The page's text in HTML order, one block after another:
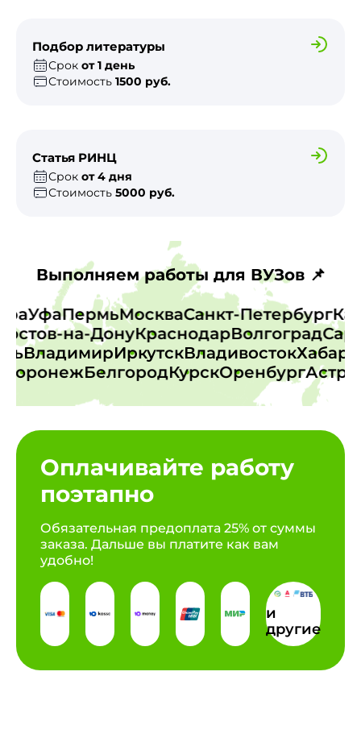
Подбор литературы
Срок от 1 день
Стоимость 1500 руб.
Статья РИНЦ
Срок от 4 дня
Стоимость 5000 руб.
Выполняем работы для ВУЗов 📌
УфаПермьМоскваСанкт-Петербург
на-ДонуКраснодарВолгоград
ВладимирИркутскВладивосток
БелгородКурскОренбург
Оплачивайте работу
поэтапно
Обязательная предоплата 25% от суммы
заказа. Дальше вы платите как вам
удобно!
и
другие